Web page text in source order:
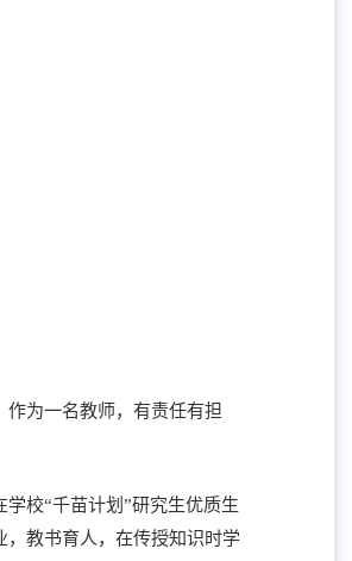
为一名教师，有责任有担
校“千苗计划”研究生优质生
教书育人，在传授知识时学